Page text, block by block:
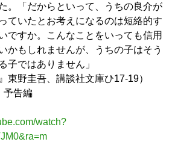
。「だからといって、うちの良介が
ていたとお考えになるのは短絡的す
ですか。こんなことをいっても信用
かもしれませんが、うちの子はそう
子ではありません」
東野圭吾、講談社文庫ひ17-19）
予告編
watch?